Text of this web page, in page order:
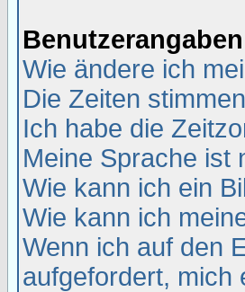
Wie ändere ich
Die Zeiten
Ich habe die
Meine Sprache ist
Wie kann ich ein
Wie kann ich
Wenn ich auf den
aufgefordert, mich